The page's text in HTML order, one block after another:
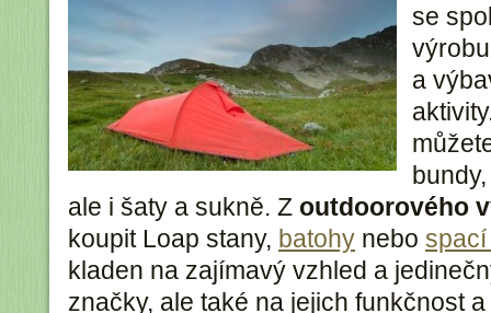
se
a
ale i šaty a sukně. Z outdoorového
koupit Loap stany, batohy nebo
kladen na zajímavý vzhled a
značky, ale také na jejich funkčnost